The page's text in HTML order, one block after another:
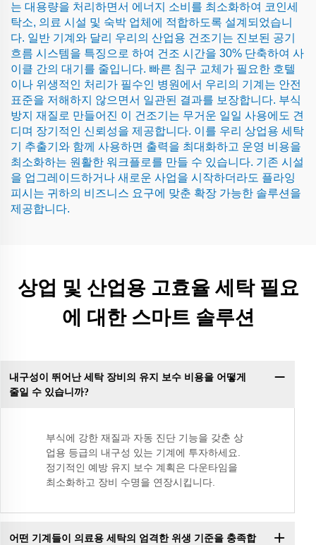
는 대용량을 처리하면서 에너지 소비를 최소화하여 코인세
탁소, 의료 시설 및 숙박 업체에 적합하도록 설계되었습니
다. 일반 기계와 달리 우리의 산업용 건조기는 진보된 공기
흐름 시스템을 특징으로 하여 건조 시간을 30% 단축하여 사
이클 간의 대기를 줄입니다. 빠른 침구 교체가 필요한 호텔
이나 위생적인 처리가 필수인 병원에서 우리의 기계는 안전
표준을 저해하지 않으면서 일관된 결과를 보장합니다. 부식
방지 재질로 만들어진 이 건조기는 무거운 일일 사용에도 견
디며 장기적인 신뢰성을 제공합니다. 이를 우리 상업용 세탁
기 추출기와 함께 사용하면 출력을 최대화하고 운영 비용을
최소화하는 원활한 워크플로를 만들 수 있습니다. 기존 시설
을 업그레이드하거나 새로운 사업을 시작하더라도 플라잉
피시는 귀하의 비즈니스 요구에 맞춘 확장 가능한 솔루션을
제공합니다.
상업 및 산업용 고효율 세탁 필요
에 대한 스마트 솔루션
내구성이 뛰어난 세탁 장비의 유지 보수 비용을 어떻게
줄일 수 있습니까?
부식에 강한 재질과 자동 진단 기능을 갖춘 상
업용 등급의 내구성 있는 기계에 투자하세요.
정기적인 예방 유지 보수 계획은 다운타임을
최소화하고 장비 수명을 연장시킵니다.
어떤 기계들이 의료용 세탁의 엄격한 위생 기준을 충족합